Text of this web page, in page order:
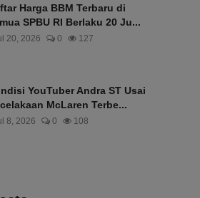
Harga BBM Terbaru di
SPBU RI Berlaku 20 Ju...
20, 2026 0 127
YouTuber Andra ST Usai
McLaren Terbe...
8, 2026 0 108